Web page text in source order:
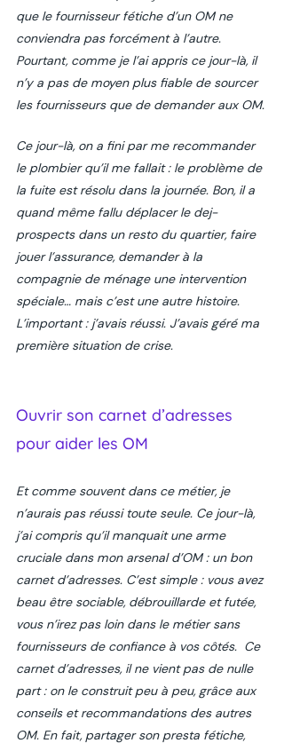
que le fournisseur fétiche d’un OM ne
conviendra pas forcément à l’autre.
Pourtant, comme je l’ai appris ce jour-là, il
n’y a pas de moyen plus fiable de sourcer
les fournisseurs que de demander aux OM.
Ce jour-là, on a fini par me recommander
le plombier qu’il me fallait : le problème de
la fuite est résolu dans la journée. Bon, il a
quand même fallu déplacer le dej-
prospects dans un resto du quartier, faire
jouer l’assurance, demander à la
compagnie de ménage une intervention
spéciale… mais c’est une autre histoire.
L’important : j’avais réussi. J’avais géré ma
première situation de crise.
Ouvrir son carnet d’adresses
pour aider les OM
Et comme souvent dans ce métier, je
n’aurais pas réussi toute seule. Ce jour-là,
j’ai compris qu’il manquait une arme
cruciale dans mon arsenal d’OM : un bon
carnet d’adresses. C’est simple : vous avez
beau être sociable, débrouillarde et futée,
vous n’irez pas loin dans le métier sans
fournisseurs de confiance à vos côtés.  Ce
carnet d’adresses, il ne vient pas de nulle
part : on le construit peu à peu, grâce aux
conseils et recommandations des autres
OM. En fait, partager son presta fétiche,